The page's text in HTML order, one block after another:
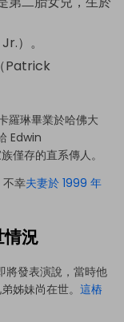
）。
Patrick
羅琳畢業於哈佛大
Edwin
僅存的直系傳人。
不幸夫妻於 1999 年
情況
將發表演說，當時他
姊妹尚在世。 這樁